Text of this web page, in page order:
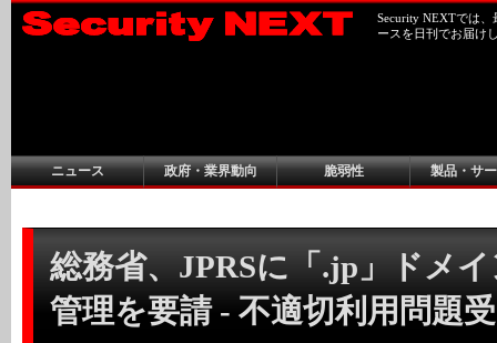
Security NEXTでは
ースを日刊でお届け
ニュース 政府・業界動向 脆弱性 製品・サ
総務省、JPRSに「.jp」ドメ
管理を要請 - 不適切利用問題